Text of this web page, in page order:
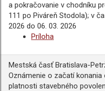
a pokračovanie v chodníku
111 po Piváreň Stodola); v
2026 do 06. 03. 2026
Príloha
Mestská časť Bratislava-
Oznámenie o začatí konania
platnosti stavebného